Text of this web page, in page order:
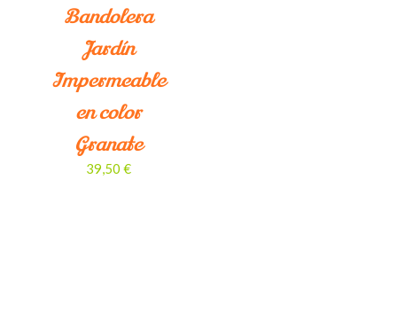
Bandolera
Jardín
Impermeable
en color
Granate
39,50 €